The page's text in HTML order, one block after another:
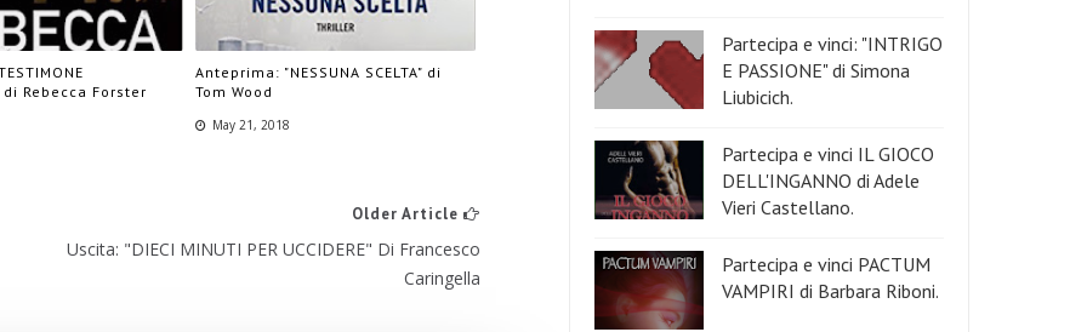
di Rebecca Forster
Anteprima: "NESSUNA SCELTA" di
Tom Wood
May 21, 2018
Older Article
Uscita: "DIECI MINUTI PER UCCIDERE" Di Francesco
Caringella
Partecipa e vinci: "INTRIGO
E PASSIONE" di Simona
Liubicich.
Partecipa e vinci IL GIOCO
DELL'INGANNO di Adele
Vieri Castellano.
Partecipa e vinci PACTUM
VAMPIRI di Barbara Riboni.